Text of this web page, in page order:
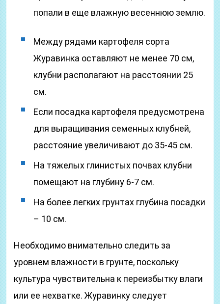
попали в еще влажную весеннюю землю.
Между рядами картофеля сорта
Журавинка оставляют не менее 70 см,
клубни располагают на расстоянии 25
см.
Если посадка картофеля предусмотрена
для выращивания семенных клубней,
расстояние увеличивают до 35-45 см.
На тяжелых глинистых почвах клубни
помещают на глубину 6-7 см.
На более легких грунтах глубина посадки
– 10 см.
Необходимо внимательно следить за
уровнем влажности в грунте, поскольку
культура чувствительна к переизбытку влаги
или ее нехватке. Журавинку следует